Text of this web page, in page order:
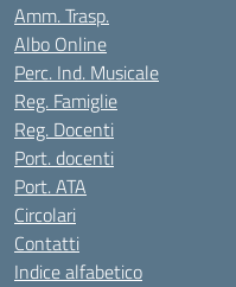
Amm. Trasp.
Albo Online
Perc. Ind. Musicale
Reg. Famiglie
Reg. Docenti
Port. docenti
Port. ATA
Circolari
Contatti
Indice alfabetico